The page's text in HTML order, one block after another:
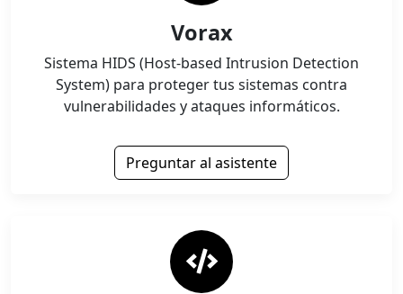
Vorax
Sistema HIDS (Host-based Intrusion Detection
System) para proteger tus sistemas contra
vulnerabilidades y ataques informáticos.
Preguntar al asistente